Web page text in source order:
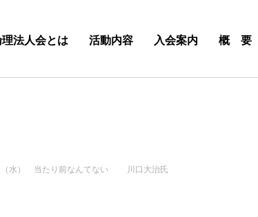
理法人会とは 活動内容 入会案内 概 要
（水） 当たり前なんてない 川口大治氏